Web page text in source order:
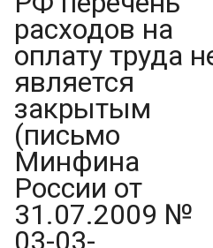
расходов на
оплату труда
является
закрытым
(письмо
Минфина
России от
31.07.2009 №
03-03-